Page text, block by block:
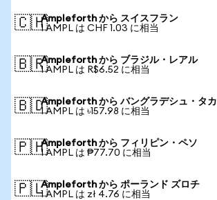
🇨🇭Ampleforth から スイスフラン
1 AMPL は CHF 1.03 に相当
🇧🇷Ampleforth から ブラジル・レアル
1 AMPL は R$6.52 に相当
🇧🇩Ampleforth から バングラデシュ・タカ
1 AMPL は ৳157.98 に相当
🇵🇭Ampleforth から フィリピン・ペソ
1 AMPL は ₱77.70 に相当
🇵🇱Ampleforth から ポーランド ズロチ
1 AMPL は zł 4.76 に相当